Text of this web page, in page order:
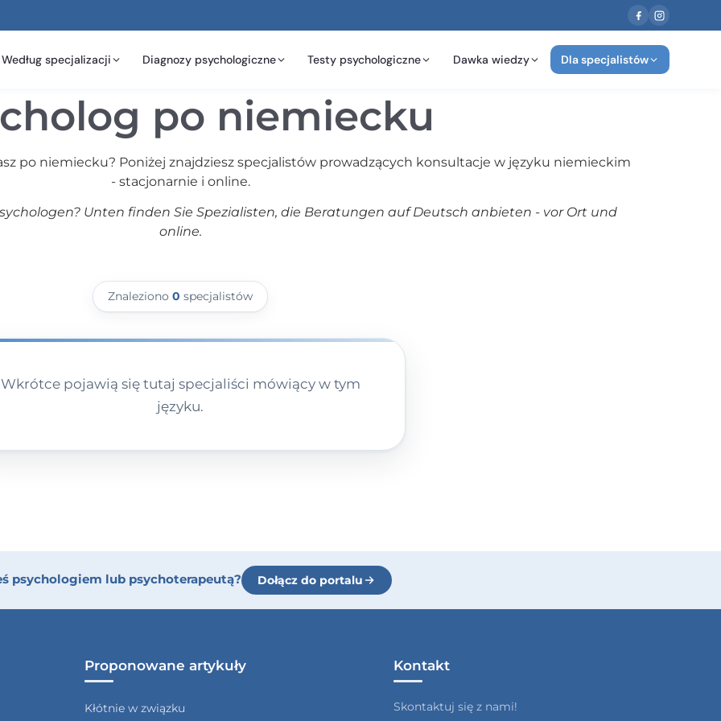
Według specjalizacji Diagnozy psychologiczne Testy psychologiczne Dawka wiedzy Dla specjalistów
po niemiecku
po niemiecku? Poniżej znajdziesz specjalistów prowadzących konsultacje w języku niemieckim
- stacjonarnie i online.
Unten finden Sie Spezialisten, die Beratungen auf Deutsch anbieten - vor Ort und
online.
Znaleziono 0 specjalistów
Wkrótce pojawią się tutaj specjaliści mówiący w tym
języku.
psychologiem lub psychoterapeutą? Dołącz do portalu
Proponowane artykuły
Kłótnie w związku
Kontakt
Skontaktuj się z nami!